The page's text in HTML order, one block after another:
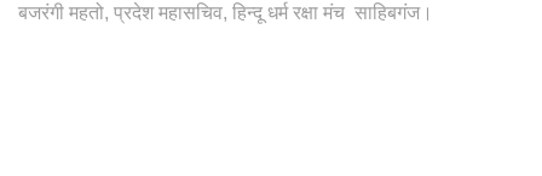
बजरंगी महतो, प्रदेश महासचिव, हिन्दू धर्म रक्षा मंच साहिबगंज।